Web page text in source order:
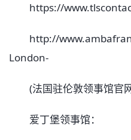
https://
http://
London-
(法国驻伦敦领事馆官
爱丁堡领事馆：